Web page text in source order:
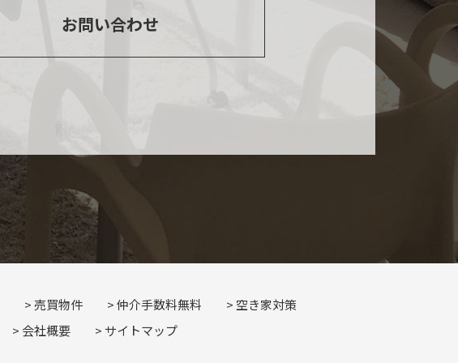
お問い合わせ
売買物件 仲介手数料無料
空き家対策
会社概要 サイトマップ